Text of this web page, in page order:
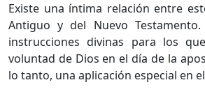
Existe una íntima relación entre
Antiguo y del Nuevo
instrucciones divinas para los
voluntad de Dios en el día de la
lo tanto, una aplicación especial en